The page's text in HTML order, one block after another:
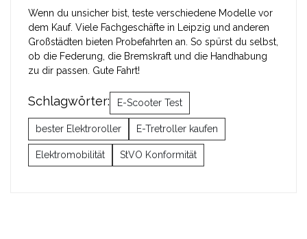
Wenn du unsicher bist, teste verschiedene Modelle vor
dem Kauf. Viele Fachgeschäfte in Leipzig und anderen
Großstädten bieten Probefahrten an. So spürst du selbst,
ob die Federung, die Bremskraft und die Handhabung
zu dir passen. Gute Fahrt!
Schlagwörter: E-Scooter Test
bester Elektroroller E-Tretroller kaufen
Elektromobilität StVO Konformität